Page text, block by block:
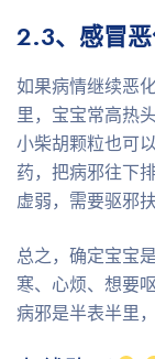
2.3、感冒
如果病情继续恶
里，宝宝常高热
小柴胡颗粒也可
药，把病邪往下
虚弱，需要驱邪扶
总之，确定宝宝
寒、心烦、想要
病邪是半表半里